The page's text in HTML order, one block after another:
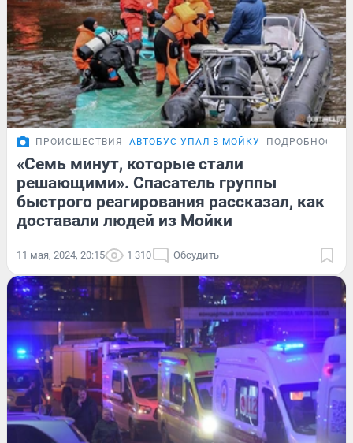
ПРОИСШЕСТВИЯ АВТОБУС УПАЛ В МОЙКУ ПОДРОБНОСТИ
«Семь минут, которые стали
решающими». Спасатель группы
быстрого реагирования рассказал, как
доставали людей из Мойки
11 мая, 2024, 20:15 1 310 Обсудить